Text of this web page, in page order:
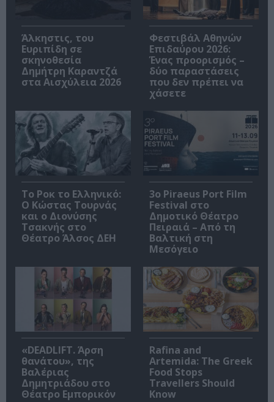
Άλκηστις, του
Ευριπίδη σε
σκηνοθεσία
Δημήτρη Καραντζά
στα Αισχύλεια 2026
Φεστιβάλ Αθηνών
Επιδαύρου 2026:
Ένας προορισμός –
δύο παραστάσεις
που δεν πρέπει να
χάσετε
Το Ροκ το Ελληνικό:
Ο Κώστας Τουρνάς
και ο Διονύσης
Τσακνής στο
Θέατρο Άλσος ΔΕΗ
3o Piraeus Port Film
Festival στο
Δημοτικό Θέατρο
Πειραιά – Από τη
Βαλτική στη
Μεσόγειο
«DEADLIFT. Άρση
θανάτου», της
Βαλέριας
Δημητριάδου στο
Θέατρο Εμπορικόν
Rafina and
Artemida: The Greek
Food Stops
Travellers Should
Know